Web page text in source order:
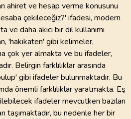
ahiret ve hesap verme konusunu
çekileceğiz?' ifadesi, modern
ve daha akıcı bir dil kullanımı
'hakikaten' gibi kelimeler,
çok yer almakta ve bu ifadeler,
Belirgin farklılıklar arasında
gibi ifadeler bulunmaktadır. Bu
önemli farklılıklar yaratmakta. Eş
ifadeler mevcutken bazıları
taşımaktadır, bu nedenle her bir